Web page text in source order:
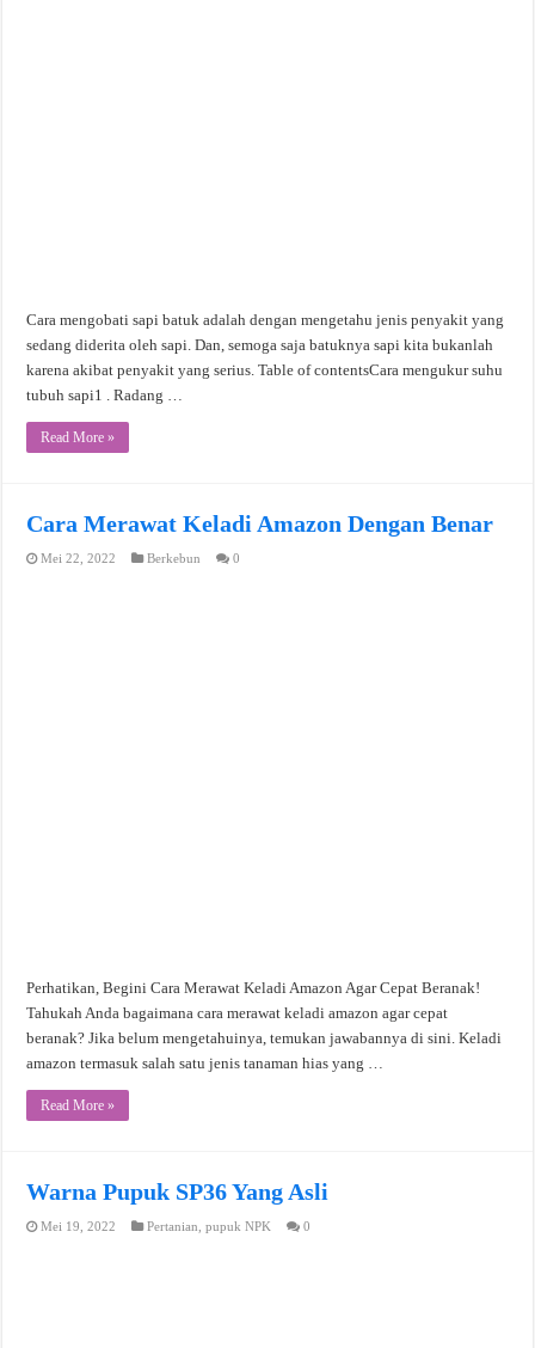
Cara mengobati sapi batuk adalah dengan mengetahu jenis penyakit yang
sedang diderita oleh sapi. Dan, semoga saja batuknya sapi kita bukanlah
karena akibat penyakit yang serius. Table of contentsCara mengukur suhu
tubuh sapi1 . Radang …
Read More »
Cara Merawat Keladi Amazon Dengan Benar
Mei 22, 2022 Berkebun 0
Perhatikan, Begini Cara Merawat Keladi Amazon Agar Cepat Beranak!
Tahukah Anda bagaimana cara merawat keladi amazon agar cepat
beranak? Jika belum mengetahuinya, temukan jawabannya di sini. Keladi
amazon termasuk salah satu jenis tanaman hias yang …
Read More »
Warna Pupuk SP36 Yang Asli
Mei 19, 2022 Pertanian ,pupuk NPK 0